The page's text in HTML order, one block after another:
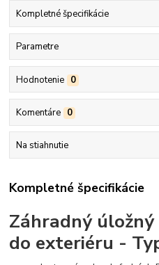
Kompletné špecifikácie
Parametre
Hodnotenie 0
Komentáre 0
Na stiahnutie
Kompletné špecifikácie
Záhradný úložný
do exteriéru -